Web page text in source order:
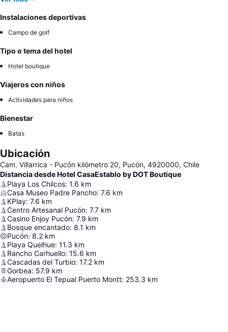
Instalaciones deportivas
Campo de golf
Tipo o tema del hotel
Hotel boutique
Viajeros con niños
Actividades para niños
Bienestar
Batas
Ubicación
Cam. Villarrica - Pucón kilómetro 20, Pucón, 4920000, Chile
Distancia desde Hotel CasaEstablo by DOT Boutique
Playa Los Chilcos: 1.6 km
Casa Museo Padre Pancho: 7.6 km
KPlay: 7.6 km
Centro Artesanal Pucón: 7.7 km
Casino Enjoy Pucón: 7.9 km
Bosque encantado: 8.1 km
Pucón: 8.2 km
Playa Quelhue: 11.3 km
Rancho Carhuello: 15.6 km
Cascadas del Turbio: 17.2 km
Gorbea: 57.9 km
Aeropuerto El Tepual Puerto Montt: 253.3 km